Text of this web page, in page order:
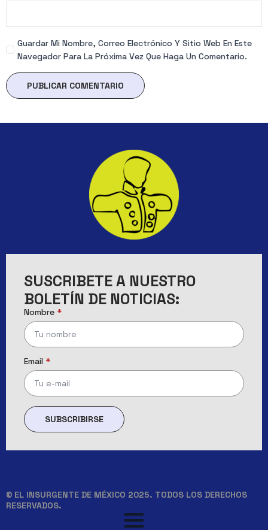
Guardar Mi Nombre, Correo Electrónico Y Sitio Web En Este
Navegador Para La Próxima Vez Que Haga Un Comentario.
SUSCRIBETE A NUESTRO
BOLETÍN DE NOTICIAS:
Nombre *
Email *
SUBSCRIBIRSE
© EL INSURGENTE DE MÉXICO 2025. TODOS LOS DERECHOS
RESERVADOS.